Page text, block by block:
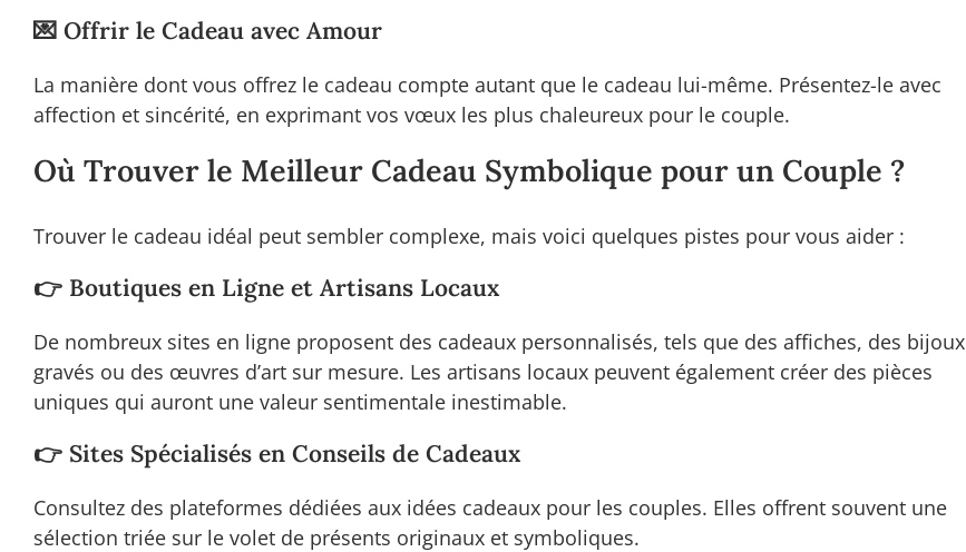
💌 Offrir le Cadeau avec Amour
La manière dont vous offrez le cadeau compte autant que le cadeau lui-même. Présentez-le avec
affection et sincérité, en exprimant vos vœux les plus chaleureux pour le couple.
Où Trouver le Meilleur Cadeau Symbolique pour un Couple ?
Trouver le cadeau idéal peut sembler complexe, mais voici quelques pistes pour vous aider :
👉 Boutiques en Ligne et Artisans Locaux
De nombreux sites en ligne proposent des cadeaux personnalisés, tels que des affiches, des bijoux
gravés ou des œuvres d’art sur mesure. Les artisans locaux peuvent également créer des pièces
uniques qui auront une valeur sentimentale inestimable.
👉 Sites Spécialisés en Conseils de Cadeaux
Consultez des plateformes dédiées aux idées cadeaux pour les couples. Elles offrent souvent une
sélection triée sur le volet de présents originaux et symboliques.